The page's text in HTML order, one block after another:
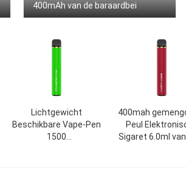
400mAh van de baraardbei
Lichtgewicht
Beschikbare Vape-Pen
1500
400mah
Peul
Sigaret 6.0ml van